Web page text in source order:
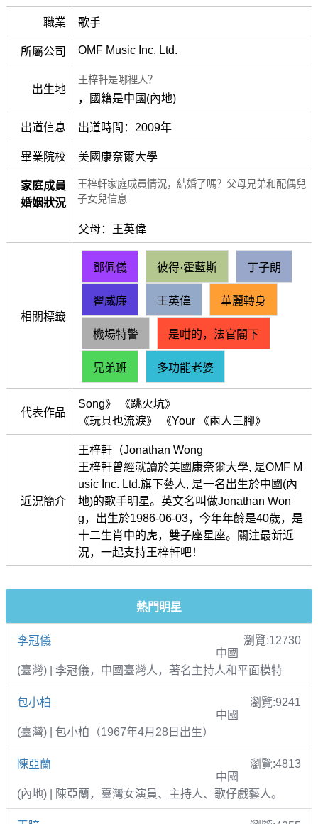
職業 歌手
所屬公司 OMF Music Inc. Ltd.
出生地
王梓軒是哪裡人？
，國籍是中國(內地)
出道信息 出道時間：2009年
畢業院校 美國康奈爾大學
家庭成員
婚姻狀況
王梓軒家庭成員情況，結婚了嗎？父母兄弟和配偶兒
子女兒信息
父母：王英偉
相關標籤
鄧佩儀 彼得·霍藍斯 丁子朗
翟威廉 王英偉 華麗轉身
機場特警 是咁的，法官閣下
兄弟班 多功能老婆
代表作品
Song》 《跳火坑》
《玩具也流淚》 《Your 《兩人三腳》
近況簡介
王梓軒（Jonathan Wong
王梓軒曾經就讀於美國康奈爾大學, 是OMF M
usic Inc. Ltd.旗下藝人, 是一名出生於中國(內
地)的歌手明星。英文名叫做Jonathan Won
g，出生於1986-06-03，今年年齡是40歲，是
十二生肖中的虎，雙子座星座。關注最新近
況，一起支持王梓軒吧！
熱門明星
李冠儀
瀏覽:12730
中國
(臺灣) | 李冠儀，中國臺灣人，著名主持人和平面模特
包小柏
瀏覽:9241
中國
(臺灣) | 包小柏（1967年4月28日出生）
陳亞蘭
瀏覽:4813
中國
(內地) | 陳亞蘭，臺灣女演員、主持人、歌仔戲藝人。